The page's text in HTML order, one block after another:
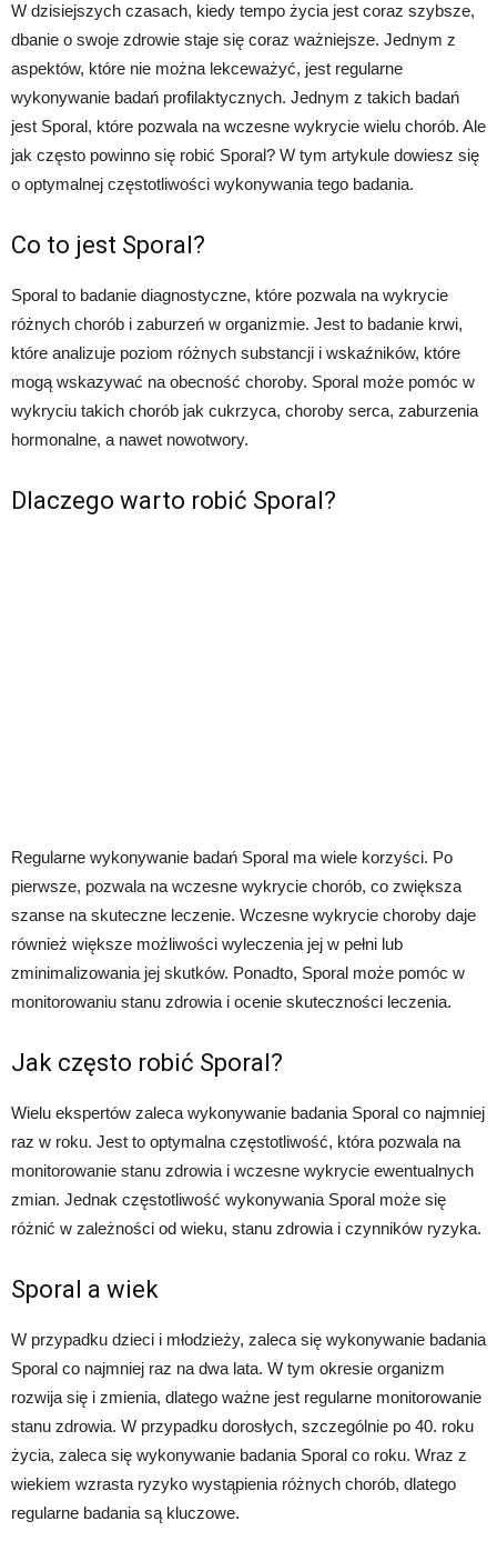
W dzisiejszych czasach, kiedy tempo życia jest coraz szybsze,
dbanie o swoje zdrowie staje się coraz ważniejsze. Jednym z
aspektów, które nie można lekceważyć, jest regularne
wykonywanie badań profilaktycznych. Jednym z takich badań
jest Sporal, które pozwala na wczesne wykrycie wielu chorób. Ale
jak często powinno się robić Sporal? W tym artykule dowiesz się
o optymalnej częstotliwości wykonywania tego badania.
Co to jest Sporal?
Sporal to badanie diagnostyczne, które pozwala na wykrycie
różnych chorób i zaburzeń w organizmie. Jest to badanie krwi,
które analizuje poziom różnych substancji i wskaźników, które
mogą wskazywać na obecność choroby. Sporal może pomóc w
wykryciu takich chorób jak cukrzyca, choroby serca, zaburzenia
hormonalne, a nawet nowotwory.
Dlaczego warto robić Sporal?
Regularne wykonywanie badań Sporal ma wiele korzyści. Po
pierwsze, pozwala na wczesne wykrycie chorób, co zwiększa
szanse na skuteczne leczenie. Wczesne wykrycie choroby daje
również większe możliwości wyleczenia jej w pełni lub
zminimalizowania jej skutków. Ponadto, Sporal może pomóc w
monitorowaniu stanu zdrowia i ocenie skuteczności leczenia.
Jak często robić Sporal?
Wielu ekspertów zaleca wykonywanie badania Sporal co najmniej
raz w roku. Jest to optymalna częstotliwość, która pozwala na
monitorowanie stanu zdrowia i wczesne wykrycie ewentualnych
zmian. Jednak częstotliwość wykonywania Sporal może się
różnić w zależności od wieku, stanu zdrowia i czynników ryzyka.
Sporal a wiek
W przypadku dzieci i młodzieży, zaleca się wykonywanie badania
Sporal co najmniej raz na dwa lata. W tym okresie organizm
rozwija się i zmienia, dlatego ważne jest regularne monitorowanie
stanu zdrowia. W przypadku dorosłych, szczególnie po 40. roku
życia, zaleca się wykonywanie badania Sporal co roku. Wraz z
wiekiem wzrasta ryzyko wystąpienia różnych chorób, dlatego
regularne badania są kluczowe.